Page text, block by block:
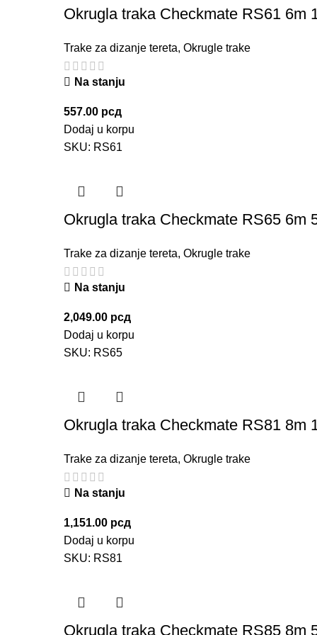
Okrugla traka Checkmate RS61 6m
Trake za dizanje tereta, Okrugle trake
Na stanju
557.00 рсд
Dodaj u korpu
SKU: RS61
Okrugla traka Checkmate RS65 6m
Trake za dizanje tereta, Okrugle trake
Na stanju
2,049.00 рсд
Dodaj u korpu
SKU: RS65
Okrugla traka Checkmate RS81 8m
Trake za dizanje tereta, Okrugle trake
Na stanju
1,151.00 рсд
Dodaj u korpu
SKU: RS81
Okrugla traka Checkmate RS85 8m